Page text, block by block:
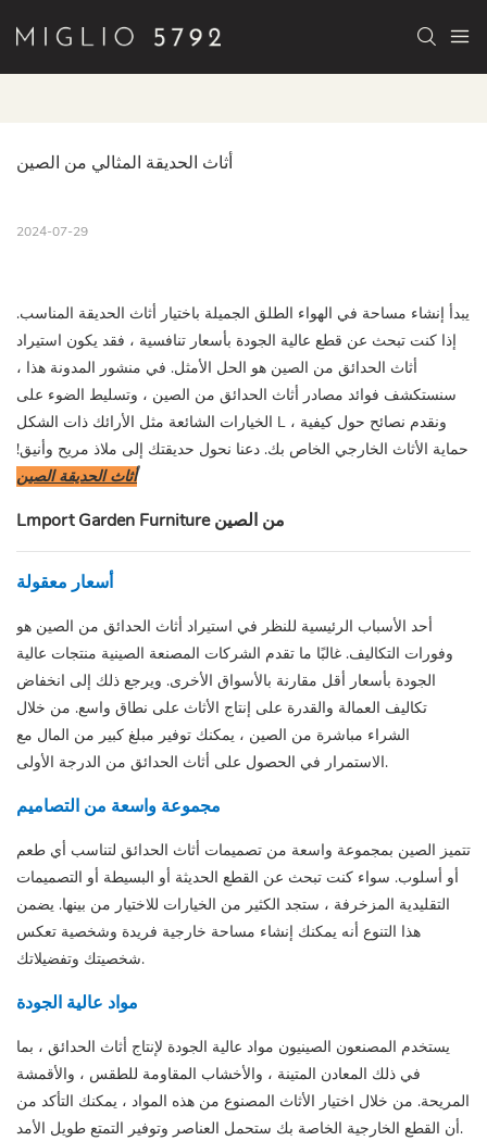
أثاث الحديقة المثالي من الصين
2024-07-29
يبدأ إنشاء مساحة في الهواء الطلق الجميلة باختيار أثاث الحديقة المناسب.
إذا كنت تبحث عن قطع عالية الجودة بأسعار تنافسية ، فقد يكون استيراد
أثاث الحدائق من الصين هو الحل الأمثل. في منشور المدونة هذا ،
سنستكشف فوائد مصادر أثاث الحدائق من الصين ، وتسليط الضوء على
الخيارات الشائعة مثل الأرائك ذات الشكل L ، ونقدم نصائح حول كيفية
حماية الأثاث الخارجي الخاص بك. دعنا نحول حديقتك إلى ملاذ مريح وأنيق!
أثاث الحديقة الصين
Lmport Garden Furniture من الصين
أسعار معقولة
أحد الأسباب الرئيسية للنظر في استيراد أثاث الحدائق من الصين هو
وفورات التكاليف. غالبًا ما تقدم الشركات المصنعة الصينية منتجات عالية
الجودة بأسعار أقل مقارنة بالأسواق الأخرى. ويرجع ذلك إلى انخفاض
تكاليف العمالة والقدرة على إنتاج الأثاث على نطاق واسع. من خلال
الشراء مباشرة من الصين ، يمكنك توفير مبلغ كبير من المال مع
الاستمرار في الحصول على أثاث الحدائق من الدرجة الأولى.
مجموعة واسعة من التصاميم
تتميز الصين بمجموعة واسعة من تصميمات أثاث الحدائق لتناسب أي طعم
أو أسلوب. سواء كنت تبحث عن القطع الحديثة أو البسيطة أو التصميمات
التقليدية المزخرفة ، ستجد الكثير من الخيارات للاختيار من بينها. يضمن
هذا التنوع أنه يمكنك إنشاء مساحة خارجية فريدة وشخصية تعكس
شخصيتك وتفضيلاتك.
مواد عالية الجودة
يستخدم المصنعون الصينيون مواد عالية الجودة لإنتاج أثاث الحدائق ، بما
في ذلك المعادن المتينة ، والأخشاب المقاومة للطقس ، والأقمشة
المريحة. من خلال اختيار الأثاث المصنوع من هذه المواد ، يمكنك التأكد من
أن القطع الخارجية الخاصة بك ستحمل العناصر وتوفير التمتع طويل الأمد.